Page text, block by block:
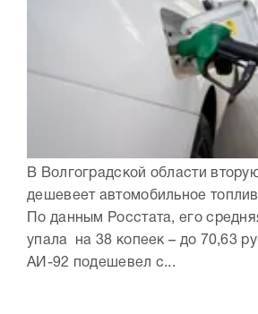
В Волгоградской области
дешевеет автомобильное
По данным Росстата, его
упала на 38 копеек – до 70,63
АИ-92 подешевел с...